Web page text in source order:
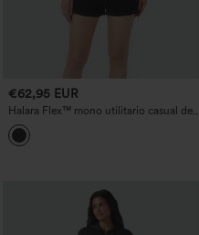
€62,95 EUR
Halara Flex™ mono utilitario casual de
manga corta, denim lavado, con
bolsillos